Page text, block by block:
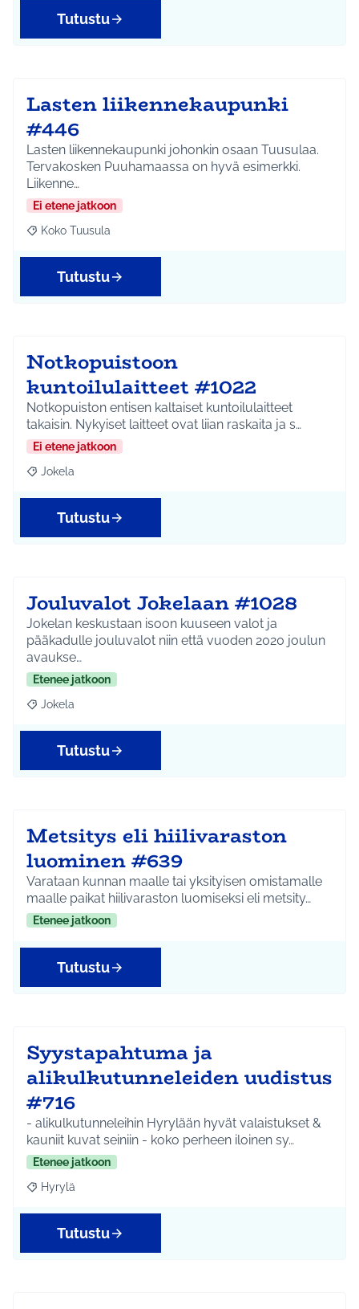
Tutustu
Lasten liikennekaupunki
#446
Lasten liikennekaupunki johonkin osaan Tuusulaa.
Tervakosken Puuhamaassa on hyvä esimerkki.
Liikenne…
Ei etene jatkoon
Rajaa tulokset aihepiirin mukaan: Koko Tuusula
Koko Tuusula
Tutustu
Notkopuistoon
kuntoilulaitteet #1022
Notkopuiston entisen kaltaiset kuntoilulaitteet
takaisin. Nykyiset laitteet ovat liian raskaita ja s…
Ei etene jatkoon
Rajaa tulokset aihepiirin mukaan: Jokela
Jokela
Tutustu
Jouluvalot Jokelaan #1028
Jokelan keskustaan isoon kuuseen valot ja
pääkadulle jouluvalot niin että vuoden 2020 joulun
avaukse…
Etenee jatkoon
Rajaa tulokset aihepiirin mukaan: Jokela
Jokela
Tutustu
Metsitys eli hiilivaraston
luominen #639
Varataan kunnan maalle tai yksityisen omistamalle
maalle paikat hiilivaraston luomiseksi eli metsity…
Etenee jatkoon
Tutustu
Syystapahtuma ja
alikulkutunneleiden uudistus
#716
- alikulkutunneleihin Hyrylään hyvät valaistukset &
kauniit kuvat seiniin - koko perheen iloinen sy…
Etenee jatkoon
Rajaa tulokset aihepiirin mukaan: Hyrylä
Hyrylä
Tutustu